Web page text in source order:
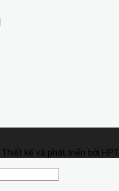
kế và phát triển bởi HPT